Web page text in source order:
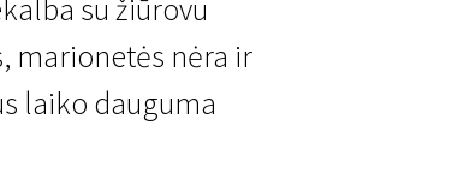
su žiūrovu
marionetės nėra ir
laiko dauguma